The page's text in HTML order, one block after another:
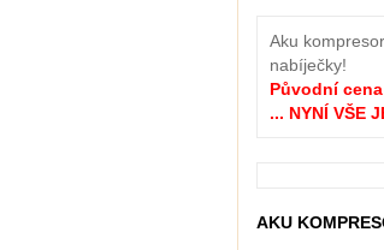
Aku
nabíječky!
Původní
... NYNÍ VŠE
AKU